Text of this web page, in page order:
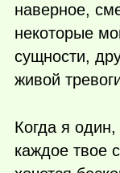
наверное,
некоторые
сущности,
живой
Когда я
каждое твое